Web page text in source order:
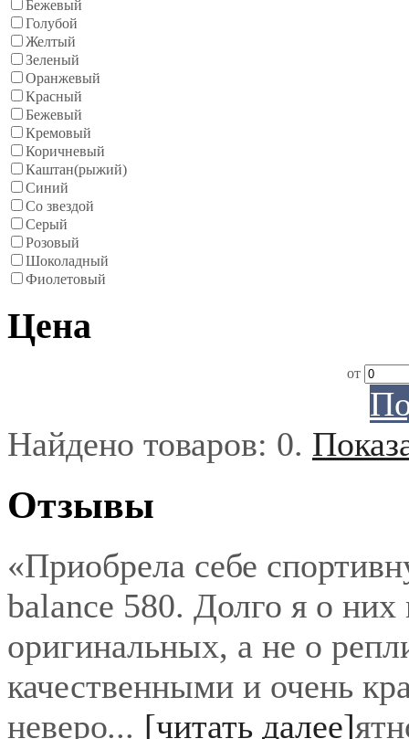
Бежевый
Голубой
Желтый
Зеленый
Оранжевый
Красный
Бежевый
Кремовый
Коричневый
Каштан(рыжий)
Синий
Со звездой
Серый
Розовый
Шоколадный
Фиолетовый
Цена
от
Найдено товаров: 0.
Отзывы
«Приобрела себе
balance 580. Долго я о
оригинальных, а не о
качественными и очень
неверо... [читать далее]